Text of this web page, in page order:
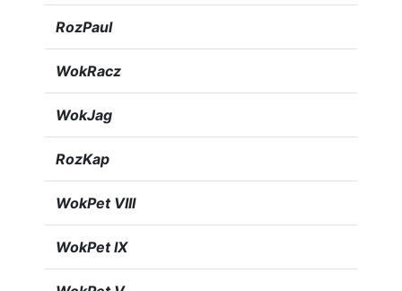
RozPaul
WokRacz
WokJag
RozKap
WokPet VIII
WokPet IX